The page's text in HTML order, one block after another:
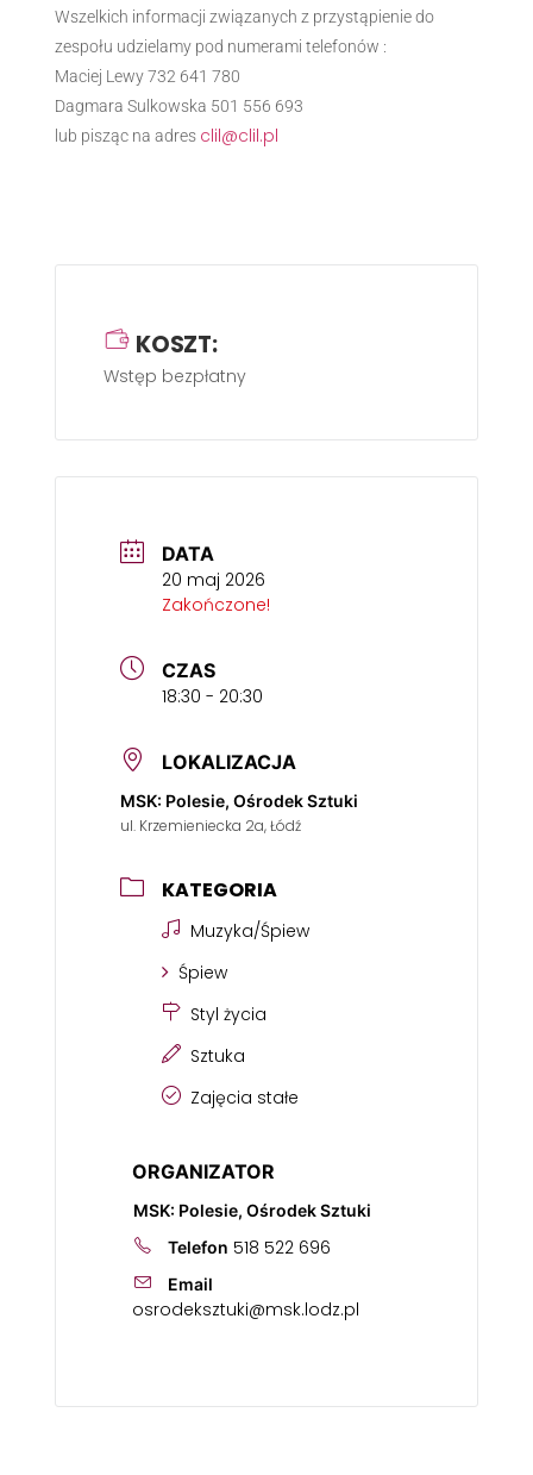
Wszelkich informacji związanych z przystąpienie do
zespołu udzielamy pod numerami telefonów :
Maciej Lewy 732 641 780
Dagmara Sulkowska 501 556 693
lub pisząc na adres clil@clil.pl
KOSZT:
Wstęp bezpłatny
DATA
20 maj 2026
Zakończone!
CZAS
18:30 - 20:30
LOKALIZACJA
MSK: Polesie, Ośrodek Sztuki
ul. Krzemieniecka 2a, Łódź
KATEGORIA
Muzyka/Śpiew
Śpiew
Styl życia
Sztuka
Zajęcia stałe
ORGANIZATOR
MSK: Polesie, Ośrodek Sztuki
Telefon 518 522 696
Email
osrodeksztuki@msk.lodz.pl